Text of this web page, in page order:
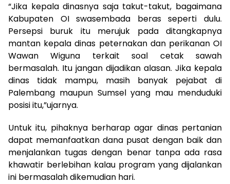
“Jika kepala dinasnya saja takut-takut, bagaimana
Kabupaten OI swasembada beras seperti dulu.
Persepsi buruk itu merujuk pada ditangkapnya
mantan kepala dinas peternakan dan perikanan OI
Wawan Wiguna terkait soal cetak sawah
bermasalah. Itu jangan dijadikan alasan. Jika kepala
dinas tidak mampu, masih banyak pejabat di
Palembang maupun Sumsel yang mau menduduki
posisi itu,”ujarnya.
Untuk itu, pihaknya berharap agar dinas pertanian
dapat memanfaatkan dana pusat dengan baik dan
menjalankan tugas dengan benar tanpa ada rasa
khawatir berlebihan kalau program yang dijalankan
ini bermasalah dikemudian hari.